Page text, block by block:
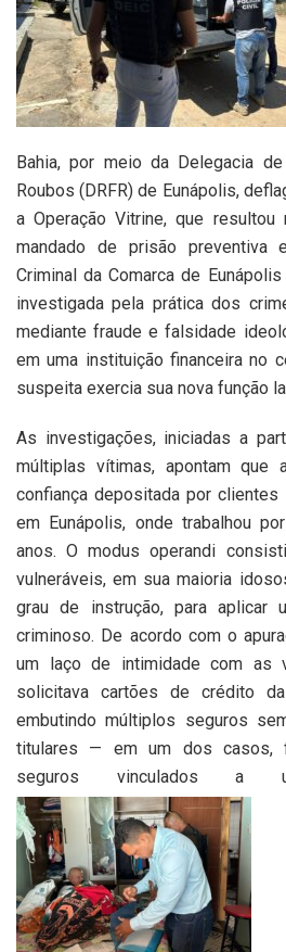
Bahia, por meio da Delegacia
Roubos (DRFR) de Eunápolis,
a Operação Vitrine, que resultou
mandado de prisão preventiva
Criminal da Comarca de
investigada pela prática dos
mediante fraude e falsidade
em uma instituição financeira no
suspeita exercia sua nova função
As investigações, iniciadas a
múltiplas vítimas, apontam
confiança depositada por
em Eunápolis, onde trabalhou
anos. O modus operandi
vulneráveis, em sua maioria
grau de instrução, para aplicar
criminoso. De acordo com o
um laço de intimidade com as
solicitava cartões de crédito
embutindo múltiplos seguros
titulares — em um dos casos,
seguros vinculados a